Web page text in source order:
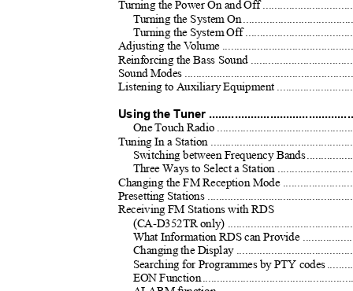
Turning the Power On and Off
Turning the System On
Turning the System Off
Adjusting theVolume
Reinforcing the Bass Sound
Sound Modes
Listening to Auxiliary Equipment
Using the Tuner
One Touch Radio
Tuning In a Station
Switching between Frequency Bands.
Three Ways to Select a Station
Changing the FM Reception Mode
Presetting Stations
Receiving FM Stations with RDS
(CA-D352TR only)
What Information RDS can Provide
Changing the Display
Searching for Programmes by PTY codes
EON Function